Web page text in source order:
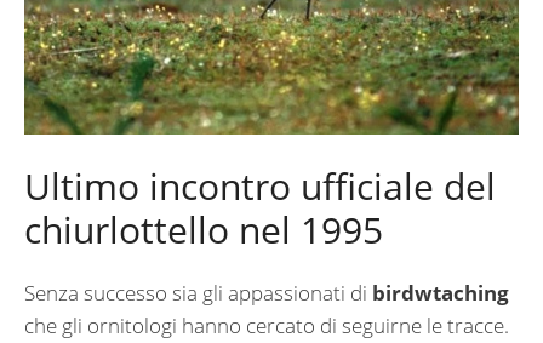
Ultimo incontro ufficiale del
chiurlottello nel 1995
Senza successo sia gli appassionati di birdwtaching
che gli ornitologi hanno cercato di seguirne le tracce.